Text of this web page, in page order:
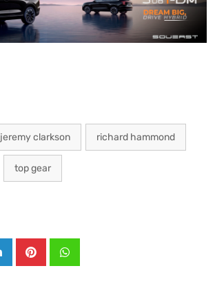
jeremy clarkson richard hammond
top gear
LinkedInPinterestWhatsapp